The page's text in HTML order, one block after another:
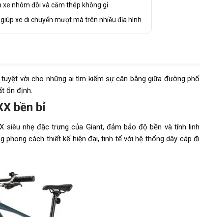
xe nhôm đôi và căm thép không gỉ
xe di chuyển mượt mà trên nhiều địa hình
vời cho những ai tìm kiếm sự cân bằng giữa đường phố
ổn định.
bền bỉ
siêu nhẹ đặc trưng của Giant, đảm bảo độ bền và tính linh
phong cách thiết kế hiện đại, tinh tế với hệ thống dây cáp đi